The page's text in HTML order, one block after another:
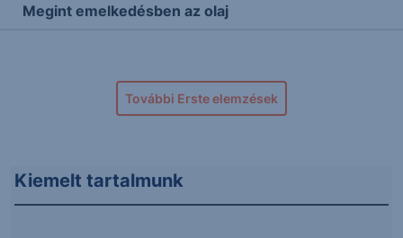
Megint emelkedésben az olaj
További Erste elemzések
Kiemelt tartalmunk